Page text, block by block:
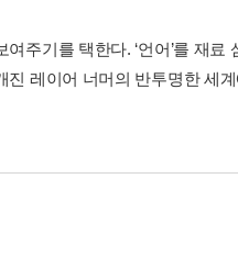
주기를 택한다. ‘언어’를 재료
레이어 너머의 반투명한 세